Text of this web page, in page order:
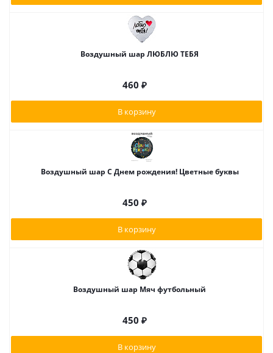
Воздушный шар ЛЮБЛЮ ТЕБЯ
460 ₽
В корзину
Воздушный шар С Днем рождения! Цветные буквы
450 ₽
В корзину
Воздушный шар Мяч футбольный
450 ₽
В корзину